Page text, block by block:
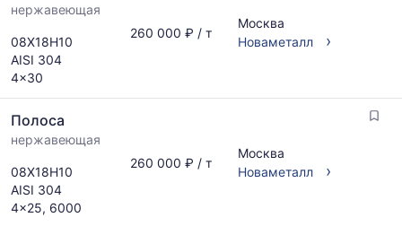
нержавеющая
08Х18Н10
AISI 304
4x30
260 000 ₽ / т
Москва
Новаметалл
›
Полоса
нержавеющая
08Х18Н10
AISI 304
4x25, 6000
260 000 ₽ / т
Москва
Новаметалл
›